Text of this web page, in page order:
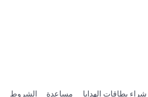
شراء بطاقات الهدايا مساعدة الشروط